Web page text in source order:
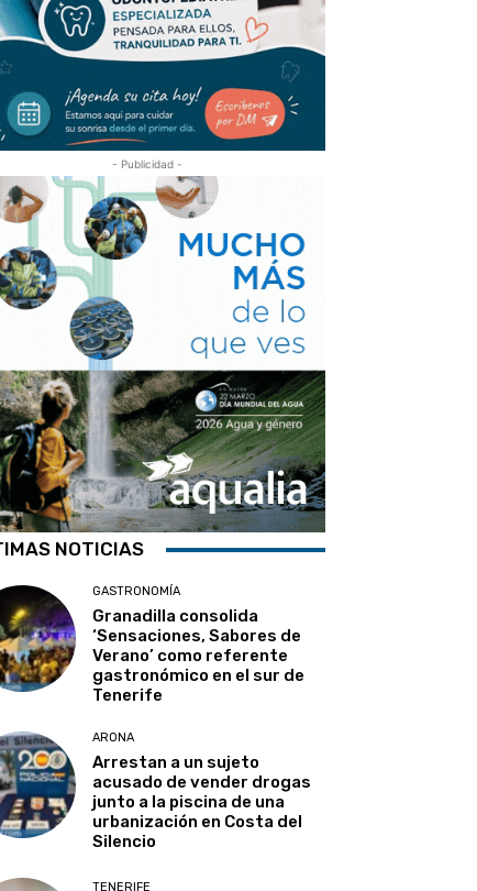
- Publicidad -
NOTICIAS
GASTRONOMÍA
Granadilla consolida
‘Sensaciones, Sabores de
Verano’ como referente
gastronómico en el sur de
Tenerife
ARONA
Arrestan a un sujeto
acusado de vender drogas
junto a la piscina de una
urbanización en Costa del
Silencio
TENERIFE